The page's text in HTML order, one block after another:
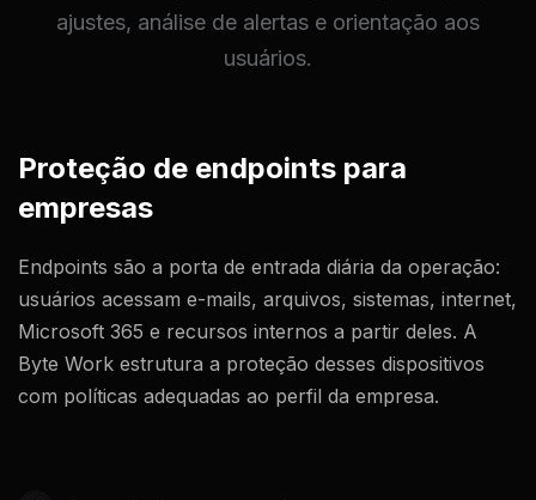
ajustes, análise de alertas e orientação aos
usuários.
Proteção de endpoints para
empresas
Endpoints são a porta de entrada diária da operação:
usuários acessam e-mails, arquivos, sistemas, internet,
Microsoft 365 e recursos internos a partir deles. A
Byte Work estrutura a proteção desses dispositivos
com políticas adequadas ao perfil da empresa.